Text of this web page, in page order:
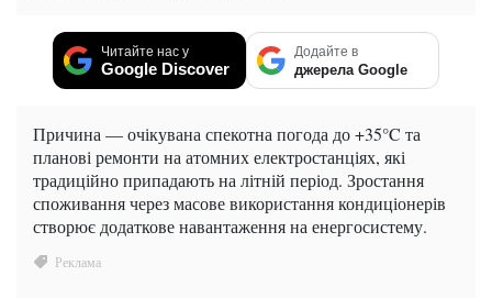
Читайте нас у
Google Discover
Додайте в
джерела Google
Причина — очікувана спекотна погода до +35°C та
планові ремонти на атомних електростанціях, які
традиційно припадають на літній період. Зростання
споживання через масове використання кондиціонерів
створює додаткове навантаження на енергосистему.